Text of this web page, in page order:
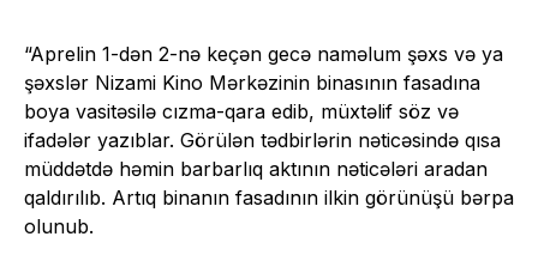
“Aprelin 1-dən 2-nə keçən gecə naməlum şəxs və ya
şəxslər Nizami Kino Mərkəzinin binasının fasadına
boya vasitəsilə cızma-qara edib, müxtəlif söz və
ifadələr yazıblar. Görülən tədbirlərin nəticəsində qısa
müddətdə həmin barbarlıq aktının nəticələri aradan
qaldırılıb. Artıq binanın fasadının ilkin görünüşü bərpa
olunub.